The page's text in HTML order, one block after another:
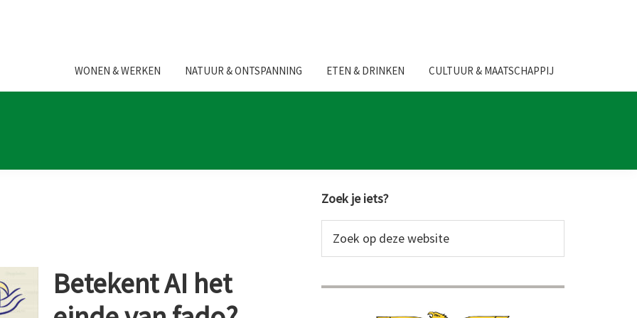
WONEN & WERKEN NATUUR & ONTSPANNING ETEN & DRINKEN CULTUUR & MAATSCHAPPIJ
Betekent AI het
Primaire
Sidebar
Zoek je iets?
op
website